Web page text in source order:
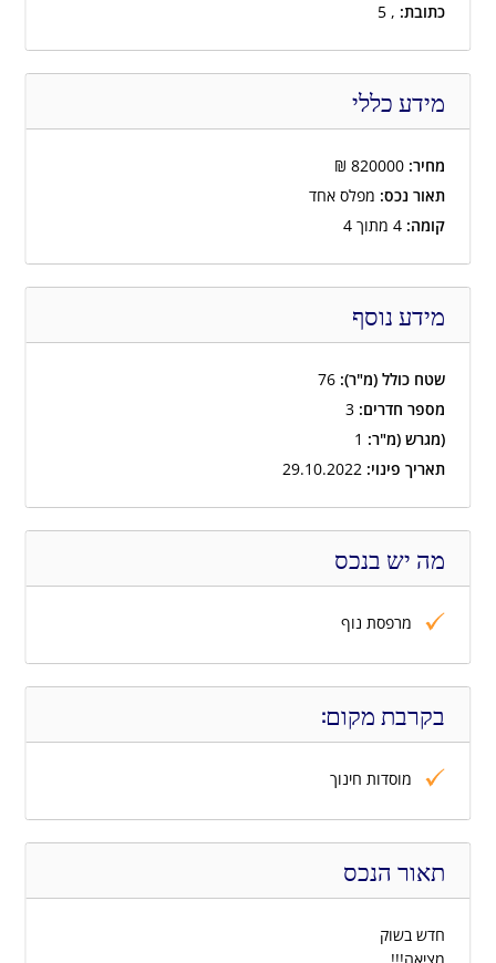
כתובת: , 5
מידע כללי
מחיר:
₪
תאור נכס: מפלס אחד
קומה:
מידע נוסף
שטח כולל (מ"ר):
מספר חדרים:
(מגרש (מ"ר:
תאריך פינוי:
מה יש בנכס
מרפסת נוף
בקרבת מקום:
מוסדות חינוך
תאור הנכס
חדש בשוק